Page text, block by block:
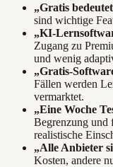
„Gratis
sind wichtige
„KI-
Zugang zu
und wenig
„Gratis-
Fällen werden
vermarktet.
„Eine Woche
Begrenzung und
realistische
„Alle Anbieter
Kosten, andere